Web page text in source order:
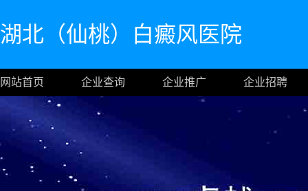
湖北（仙桃）白癜风医院
网站首页 企业查询 企业推广 企业招聘